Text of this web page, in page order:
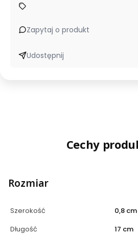
Zapytaj o produkt
Udostępnij
Cechy
Rozmiar
Szerokość
0,8 cm
Długość
17 cm